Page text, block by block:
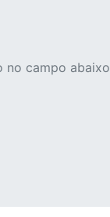
no campo abaixo